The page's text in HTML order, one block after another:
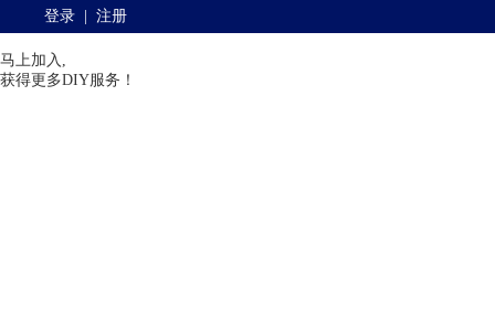
登录 注册
马上加入,
获得更多DIY服务！